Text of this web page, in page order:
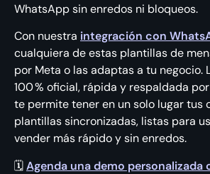
WhatsApp sin enredos ni bloqueos.
Con nuestra integración con
cualquiera de estas plantillas de
por Meta o las adaptas a tu negocio.
100 % oficial, rápida y respaldada
te permite tener en un solo lugar tus
plantillas sincronizadas, listas para
vender más rápido y sin enredos.
🗓️Agenda una demo personalizada